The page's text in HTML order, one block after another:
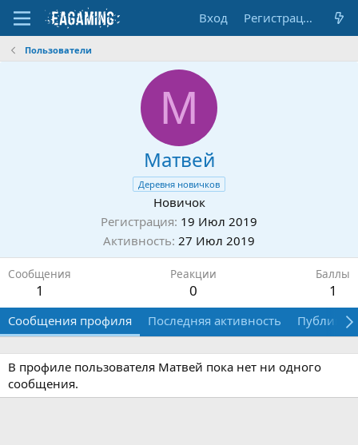
Вход Регистрация
Пользователи
М
Матвей
Деревня новичков
Новичок
Регистрация 19 Июл 2019
Активность 27 Июл 2019
Сообщения
1
Реакции
0
Баллы
1
Сообщения профиля Последняя активность
В профиле пользователя Матвей пока нет ни одного
сообщения.